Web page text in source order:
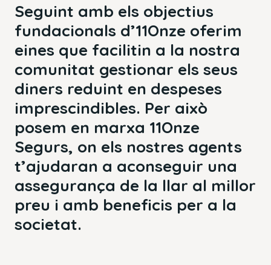
Seguint amb els objectius
fundacionals d’11Onze oferim
eines que facilitin a la nostra
comunitat gestionar els seus
diners reduint en despeses
imprescindibles. Per això
posem en marxa 11Onze
Segurs, on els nostres agents
t’ajudaran a aconseguir una
assegurança de la llar al millor
preu i amb beneficis per a la
societat.